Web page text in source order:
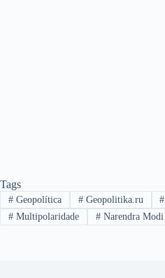
Tags
#Geopolítica #Geopolitika.ru #
#Multipolaridade #Narendra Modi